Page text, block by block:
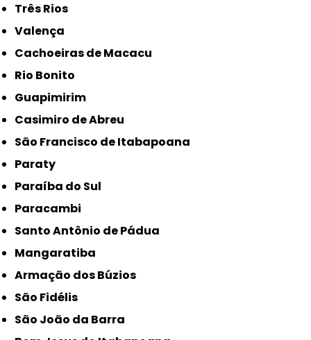
Três Rios
Valença
Cachoeiras de Macacu
Rio Bonito
Guapimirim
Casimiro de Abreu
São Francisco de Itabapoana
Paraty
Paraíba do Sul
Paracambi
Santo Antônio de Pádua
Mangaratiba
Armação dos Búzios
São Fidélis
São João da Barra